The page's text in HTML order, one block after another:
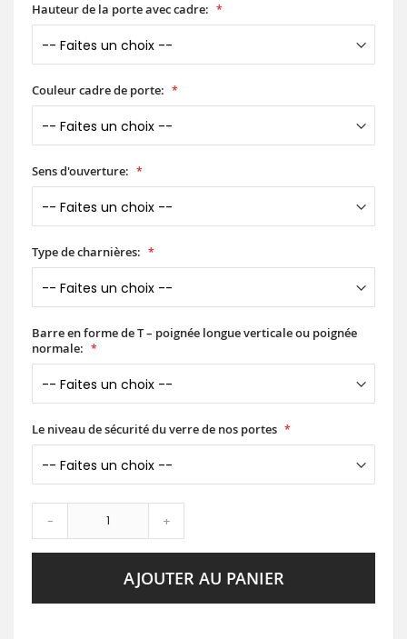
Hauteur de la porte avec cadre:
Couleur cadre de porte:
Sens d'ouverture:
Type de charnières:
Barre en forme de T – poignée longue verticale ou poignée
normale:
Le niveau de sécurité du verre de nos portes
- +
AJOUTER AU PANIER